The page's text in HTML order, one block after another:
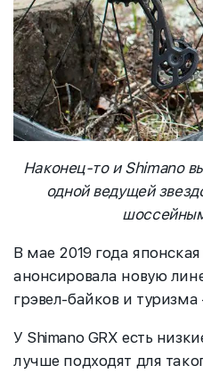
Наконец-то и Shimano
одной ведущей
В мае 2019 года
анонсировала новую
грэвел-байков и туризма
У Shimano GRX есть
лучше подходят для